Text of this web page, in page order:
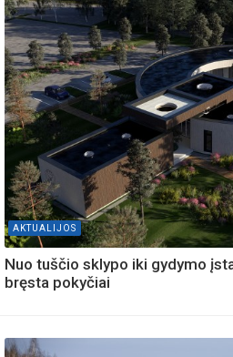
AKTUALIJOS
Nuo tuščio sklypo iki gydymo
bręsta pokyčiai